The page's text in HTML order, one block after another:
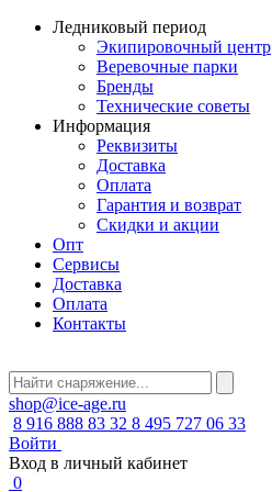
Ледниковый период
Экипировочный центр
Веревочные парки
Бренды
Технические советы
Информация
Реквизиты
Доставка
Оплата
Гарантия и возврат
Скидки и акции
Опт
Сервисы
Доставка
Оплата
Контакты
shop@ice-age.ru
8 916 888 83 32 8 495 727 06 33
Войти
Вход в личный кабинет
0